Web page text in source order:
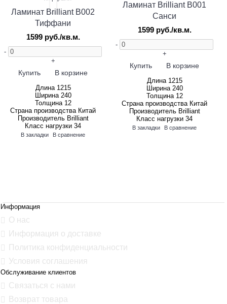
Ламинат Brilliant B002
Тиффани
1599 руб./кв.м.
-
+
Купить В корзине
Длина 1215
Ширина 240
Толщина 12
Страна производства Китай
Производитель Brilliant
Класс нагрузки 34
В закладки В сравнение
Ламинат Brilliant B001
Санси
1599 руб./кв.м.
-
+
Купить В корзине
Длина 1215
Ширина 240
Толщина 12
Страна производства Китай
Производитель Brilliant
Класс нагрузки 34
В закладки В сравнение
Информация
О нас
Информация о доставке
Политика конфиденциальности
Условия соглашения
Обслуживание клиентов
Связаться с нами
Возврат товара